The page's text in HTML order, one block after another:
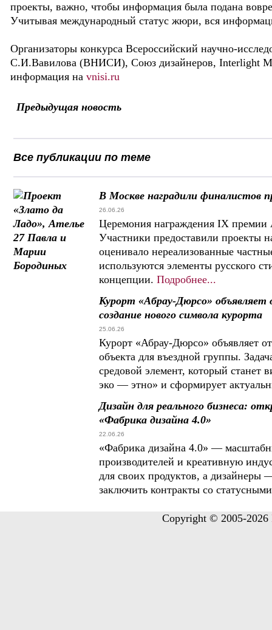
проекты, важно, чтобы информация была подана
Учитывая международный статус жюри, вся
Организаторы конкурса Всероссийский научно-
С.И.Вавилова (ВНИСИ), Союз дизайнеров, Interlight
информация на vnisi.ru
Предыдущая новость
Все публикации по теме
В Москве наградили финалистов
26.06.26
Церемония награждения IX
Участники предоставили проекты
оценивало нереализованные
используются элементы русского
концепции. Подробнее...
Курорт «Абрау-Дюрсо»
создание нового символа курорта
25.06.26
Курорт «Абрау-Дюрсо» объявляет
объекта для въездной группы.
средовой элемент, который
эко — этно» и сформирует
Дизайн для реального бизнеса:
«Фабрика дизайна 4.0»
22.06.26
«Фабрика дизайна 4.0» —
производителей и креативную
для своих продуктов, а дизайнеры
заключить контракты со
Copyright © 2005-2026